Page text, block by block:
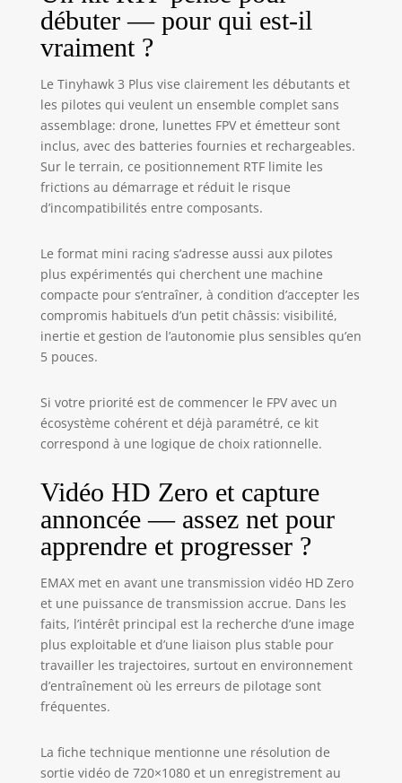
electronics are
well-protected
internals. ✈With
increased
transmission
power, the
Tinyhawk III Plus
HD Zero Drone
punches through
ease. You'll
experience a more
robust signal,
allowing you to fly
with confidence
Our engineers
have fine-tuned
the analog system
strength while
maintaining
stability, so you
can focus on your
flight without
worrying about
signal dropouts. ✈
The Tinyhawk III
Plus HD version
features our
groundbreaking
HD Zero video
new standard for
clarity and
débuter — pour qui est-il
vraiment ?
Le Tinyhawk 3 Plus vise clairement les débutants et
les pilotes qui veulent un ensemble complet sans
assemblage: drone, lunettes FPV et émetteur sont
inclus, avec des batteries fournies et rechargeables.
Sur le terrain, ce positionnement RTF limite les
frictions au démarrage et réduit le risque
d’incompatibilités entre composants.
Le format mini racing s’adresse aussi aux pilotes
plus expérimentés qui cherchent une machine
compacte pour s’entraîner, à condition d’accepter les
compromis habituels d’un petit châssis: visibilité,
inertie et gestion de l’autonomie plus sensibles qu’en
5 pouces.
Si votre priorité est de commencer le FPV avec un
écosystème cohérent et déjà paramétré, ce kit
correspond à une logique de choix rationnelle.
Vidéo HD Zero et capture
annoncée — assez net pour
apprendre et progresser ?
EMAX met en avant une transmission vidéo HD Zero
et une puissance de transmission accrue. Dans les
faits, l’intérêt principal est la recherche d’une image
plus exploitable et d’une liaison plus stable pour
travailler les trajectoires, surtout en environnement
d’entraînement où les erreurs de pilotage sont
fréquentes.
La fiche technique mentionne une résolution de
sortie vidéo de 720×1080 et un enregistrement au